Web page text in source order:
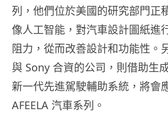
列，他們位於美國的研究部門正
像人工智能，對汽車設計圖紙進
阻力，從而改善設計和功能性。
與 Sony 合資的公司，則借助生
新一代先進駕駛輔助系統，將會
AFEELA 汽車系列。